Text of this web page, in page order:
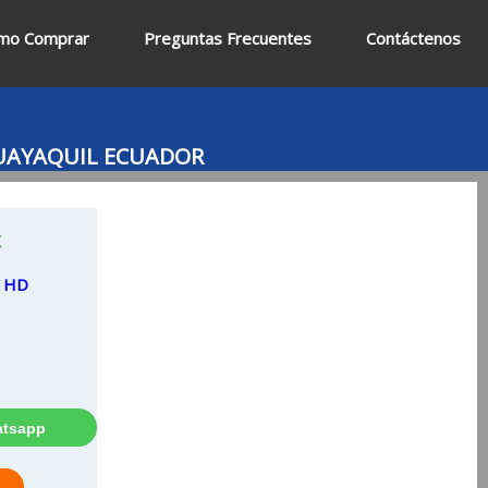
Comprar Preguntas Frecuentes Contáctenos
ECUADOR
HD